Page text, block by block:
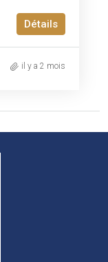
Détails
il y a 2 mois